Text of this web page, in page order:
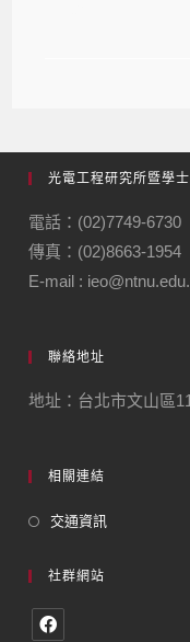
光電工程研究所暨學
電話：(02)7749-6730
傳真：(02)8663-1954
E-mail :
聯絡地址
地址：台北市文山區
相關連結
交通資訊
社群網站